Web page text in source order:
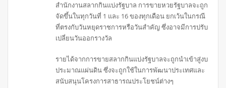
สำนักงานสลากกินแบ่งรัฐบาล การขายหวยรัฐบาลจะถูก
จัดขึ้นในทุกวันที่ 1 และ 16 ของทุกเดือน ยกเว้นในกรณี
ที่ตรงกับวันหยุดราชการหรือวันสำคัญ ซึ่งอาจมีการปรับ
เปลี่ยนวันออกรางวัล
รายได้จากการขายสลากกินแบ่งรัฐบาลจะถูกนำเข้าสู่งบ
ประมาณแผ่นดิน ซึ่งจะถูกใช้ในการพัฒนาประเทศและ
สนับสนุนโครงการสาธารณประโยชน์ต่างๆ